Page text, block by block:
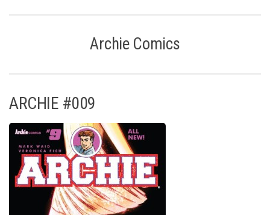
Archie Comics
ARCHIE #009